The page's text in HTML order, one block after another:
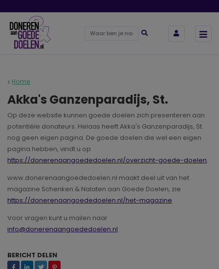
Home
Akka's Ganzenparadijs, St.
Op deze website kunnen goede doelen zich presenteren aan
potentiële donateurs. Helaas heeft Akka's Ganzenparadijs, St.
nog geen eigen pagina. De goede doelen die wel een eigen
pagina hebben, vindt u op
https://donerenaangoededoelen.nl/overzicht-goede-doelen.
www.donerenaangoededoelen.nl maakt deel uit van het
magazine Schenken & Nalaten aan Goede Doelen, zie
https://donerenaangoededoelen.nl/het-magazine
Voor vragen kunt u mailen naar
info@donerenaangoededoelen.nl .
BERICHT DELEN